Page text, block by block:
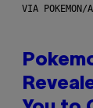
VIA POKEMON/